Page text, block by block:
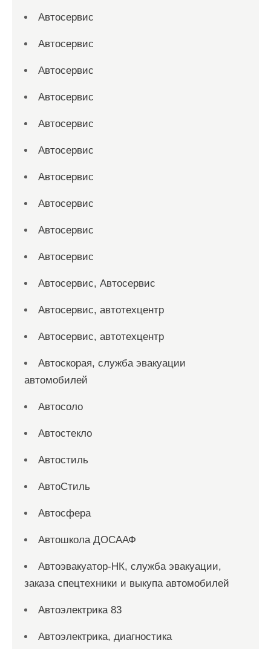
Автосервис
Автосервис
Автосервис
Автосервис
Автосервис
Автосервис
Автосервис
Автосервис
Автосервис
Автосервис
Автосервис, Автосервис
Автосервис, автотехцентр
Автосервис, автотехцентр
Автоскорая, служба эвакуации
автомобилей
Автосоло
Автостекло
Автостиль
АвтоСтиль
Автосфера
Автошкола ДОСААФ
Автоэвакуатор-НК, служба эвакуации,
заказа спецтехники и выкупа автомобилей
Автоэлектрика 83
Автоэлектрика, диагностика